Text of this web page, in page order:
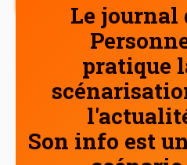
Le journal
pratique
Son info est